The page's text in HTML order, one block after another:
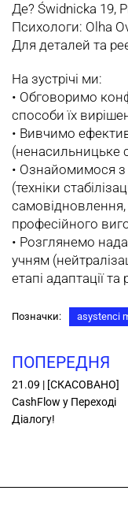
Де? Świdnicka 19,
Психологи: Olha
Для деталей та
На зустрічі ми:
•‎ Обговоримо
способи їх
•‎ Вивчимо
(ненасильницьке
•‎ Ознайомимося з
(техніки
професійного
•‎ Розглянемо
учням
етапі адаптації та
Позначки: asystenci
ПОПЕРЕДНЯ
21.09 | [СКАСОВАНО]
CashFlow у Переході
Діалогу!